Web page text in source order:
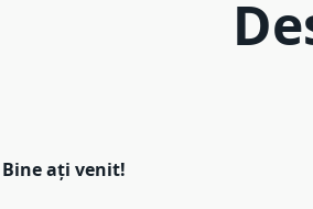
Bine ați venit!